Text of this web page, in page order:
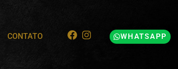
CONTATO WHATSAPP